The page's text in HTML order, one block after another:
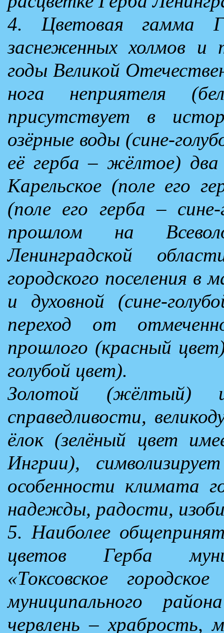
4. Цветовая гамма
заснеженных холмов
годы Великой
нога неприятеля
присутствует в
озёрные воды (сине-
её герба – жёлтое)
Карельское (поле его
(поле его герба –
прошлом на
Ленинградской
городского поселения в
и духовной (сине-
переход от
прошлого (красный
голубой цвет).
Золотой (жёлтый)
справедливости,
ёлок (зелёный цвет
Ингрии),
особенности климата
надежды, радости,
5. Наиболее
цветов Герба
«Токсовское
муниципального
червлень – храбрость,